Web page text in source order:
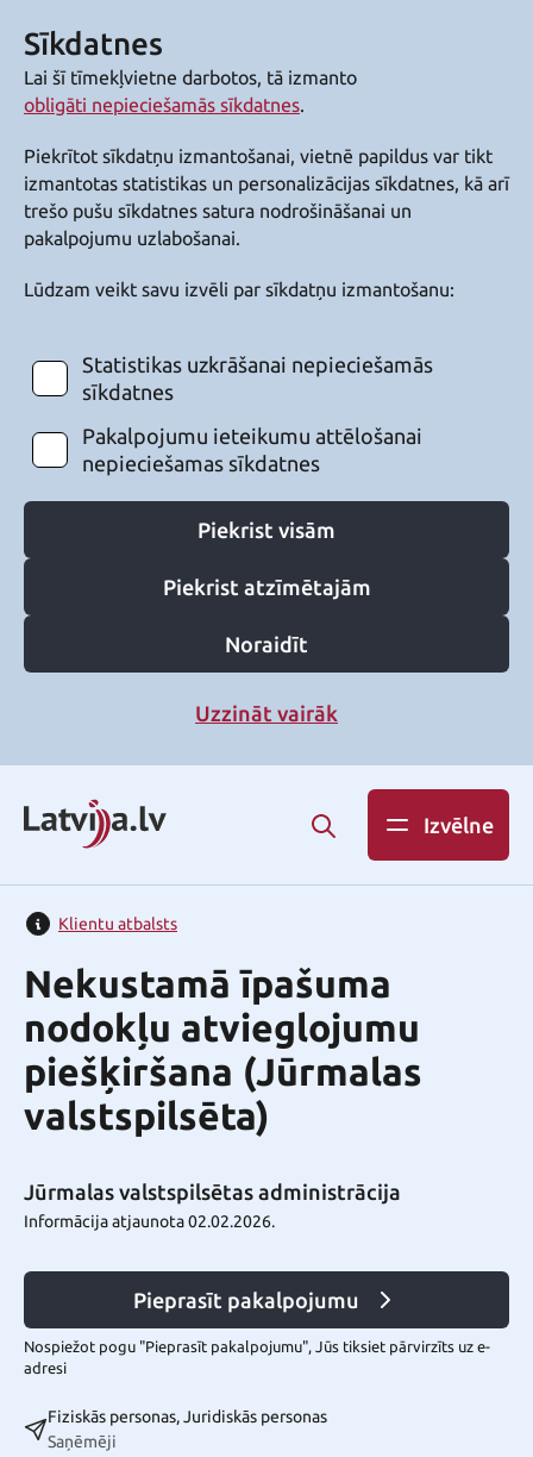
Sīkdatnes
Lai šī tīmekļvietne darbotos, tā izmanto
obligāti nepieciešamās sīkdatnes.
Piekrītot sīkdatņu izmantošanai, vietnē papildus var tikt
izmantotas statistikas un personalizācijas sīkdatnes, kā arī
trešo pušu sīkdatnes satura nodrošināšanai un
pakalpojumu uzlabošanai.
Lūdzam veikt savu izvēli par sīkdatņu izmantošanu:
Statistikas uzkrāšanai nepieciešamās
sīkdatnes
Pakalpojumu ieteikumu attēlošanai
nepieciešamas sīkdatnes
Piekrist visām
Piekrist atzīmētajām
Noraidīt
Uzzināt vairāk
Izvēlne
Klientu atbalsts
Nekustamā īpašuma
nodokļu atvieglojumu
piešķiršana (Jūrmalas
valstspilsēta)
Jūrmalas valstspilsētas administrācija
Informācija atjaunota 02.02.2026.
Pieprasīt pakalpojumu
Nospiežot pogu "Pieprasīt pakalpojumu", Jūs tiksiet pārvirzīts uz e-
adresi
Fiziskās personas, Juridiskās personas
Saņēmēji